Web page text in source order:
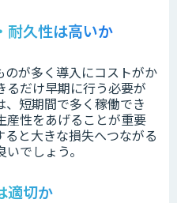
耐久性は高いか
が多く導入にコストがか
るだけ早期に行う必要が
、短期間で多く稼働でき
産性をあげることが重要
と大きな損失へつながる
でしょう。
適切か